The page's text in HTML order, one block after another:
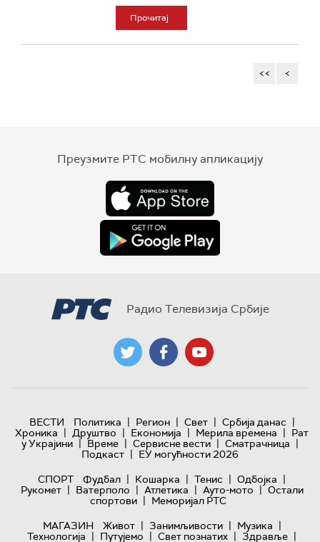
Прочитај
<< <
Преузмите РТС мобилну апликацију
Радио Телевизија Србије
ВЕСТИ Политика | Регион | Свет | Србија данас |
Хроника | Друштво | Економија | Мерила времена | Рат
у Украјини | Време | Сервисне вести | Сматрачница |
Подкаст | ЕУ могућности 2026
СПОРТ
Фудбал | Кошарка | Тенис | Одбојка |
Рукомет | Ватерполо | Атлетика | Ауто-мото | Остали
спортови | Меморијал РТС
МАГАЗИН
Живот | Занимљивости | Музика |
Технологијa | Путујемо | Свет познатих | Здравље |